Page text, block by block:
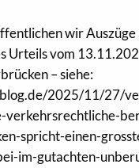
wir Auszüge
Urteils vom
– siehe:
2025/11/27/
verkehrsrechtliche-
spricht-einen-
im-gutachten-